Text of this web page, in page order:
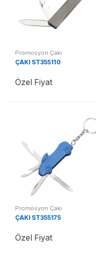
Promosyon Çakı
ÇAKI ST355110
Özel Fiyat
Promosyon Çakı
ÇAKI ST355175
Özel Fiyat